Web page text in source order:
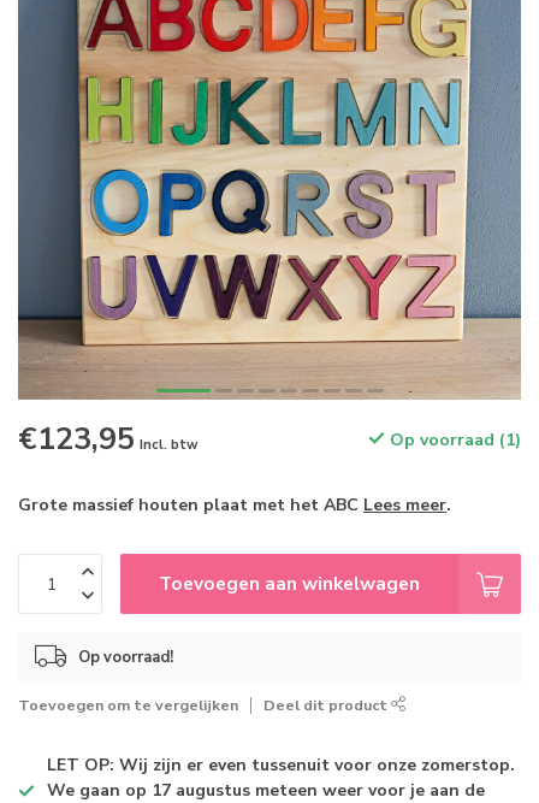
€123,95 Incl. btw Op voorraad (1)
Grote massief houten plaat met het ABC Lees meer.
Toevoegen aan winkelwagen
Op voorraad!
Toevoegen om te vergelijken Deel dit product
LET OP: Wij zijn er even tussenuit voor onze zomerstop.
We gaan op 17 augustus meteen weer voor je aan de